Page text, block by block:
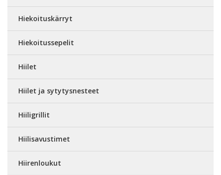
Hiekoituskärryt
Hiekoitussepelit
Hiilet
Hiilet ja sytytysnesteet
Hiiligrillit
Hiilisavustimet
Hiirenloukut